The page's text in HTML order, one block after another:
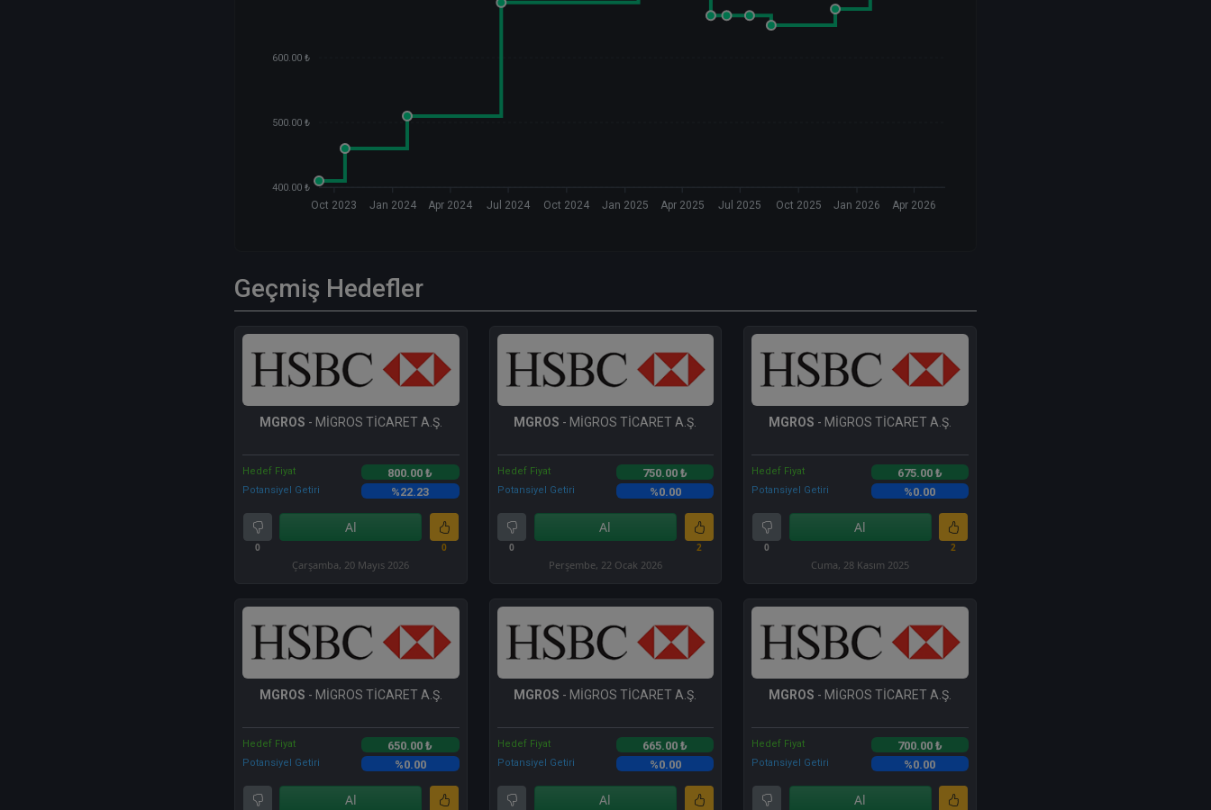
600.00 ₺
500.00 ₺
400.00 ₺
Oct 2023 Jan 2024 Apr 2024 Jul 2024 Oct 2024 Jan 2025 Apr 2025 Jul 2025 Oct 2025 Jan 2026 Apr 2026
Geçmiş Hedefler
MGROS - MİGROS TİCARET A.Ş.
Hedef Fiyat 800.00 ₺
Potansiyel Getiri %22.23
0
Al
0
Çarşamba, 20 Mayıs 2026
MGROS - MİGROS TİCARET A.Ş.
Hedef Fiyat 750.00 ₺
Potansiyel Getiri %0.00
0
Al
2
Perşembe, 22 Ocak 2026
MGROS - MİGROS TİCARET A.Ş.
Hedef Fiyat 675.00 ₺
Potansiyel Getiri %0.00
0
Al
2
Cuma, 28 Kasım 2025
MGROS - MİGROS TİCARET A.Ş.
Hedef Fiyat 650.00 ₺
Potansiyel Getiri %0.00
Al
MGROS - MİGROS TİCARET A.Ş.
Hedef Fiyat 665.00 ₺
Potansiyel Getiri %0.00
Al
MGROS - MİGROS TİCARET A.Ş.
Hedef Fiyat 700.00 ₺
Potansiyel Getiri %0.00
Al